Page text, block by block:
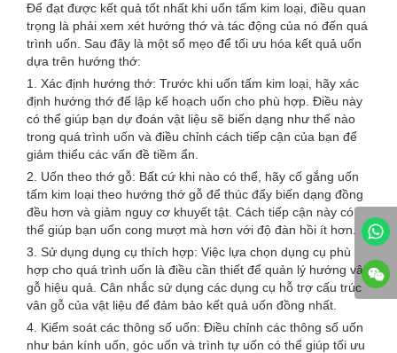
Để đạt được kết quả tốt nhất khi uốn tấm kim loại, điều quan
trọng là phải xem xét hướng thớ và tác động của nó đến quá
trình uốn. Sau đây là một số mẹo để tối ưu hóa kết quả uốn
dựa trên hướng thớ:
1. Xác định hướng thớ: Trước khi uốn tấm kim loại, hãy xác
định hướng thớ để lập kế hoạch uốn cho phù hợp. Điều này
có thể giúp bạn dự đoán vật liệu sẽ biến dạng như thế nào
trong quá trình uốn và điều chỉnh cách tiếp cận của bạn để
giảm thiểu các vấn đề tiềm ẩn.
2. Uốn theo thớ gỗ: Bất cứ khi nào có thể, hãy cố gắng uốn
tấm kim loại theo hướng thớ gỗ để thúc đẩy biến dạng đồng
đều hơn và giảm nguy cơ khuyết tật. Cách tiếp cận này có
thể giúp bạn uốn cong mượt mà hơn với độ đàn hồi ít hơn.
3. Sử dụng dụng cụ thích hợp: Việc lựa chọn dụng cụ phù
hợp cho quá trình uốn là điều cần thiết để quản lý hướng vân
gỗ hiệu quả. Cân nhắc sử dụng các dụng cụ hỗ trợ cấu trúc
vân gỗ của vật liệu để đảm bảo kết quả uốn đồng nhất.
4. Kiểm soát các thông số uốn: Điều chỉnh các thông số uốn
như bán kính uốn, góc uốn và trình tự uốn có thể giúp tối ưu